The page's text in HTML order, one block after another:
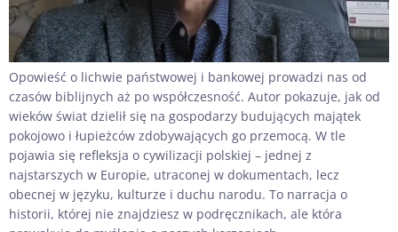
Opowieść o lichwie państwowej i bankowej prowadzi nas od
czasów biblijnych aż po współczesność. Autor pokazuje, jak od
wieków świat dzielił się na gospodarzy budujących majątek
pokojowo i łupieżców zdobywających go przemocą. W tle
pojawia się refleksja o cywilizacji polskiej – jednej z
najstarszych w Europie, utraconej w dokumentach, lecz
obecnej w języku, kulturze i duchu narodu. To narracja o
historii, której nie znajdziesz w podręcznikach, ale która